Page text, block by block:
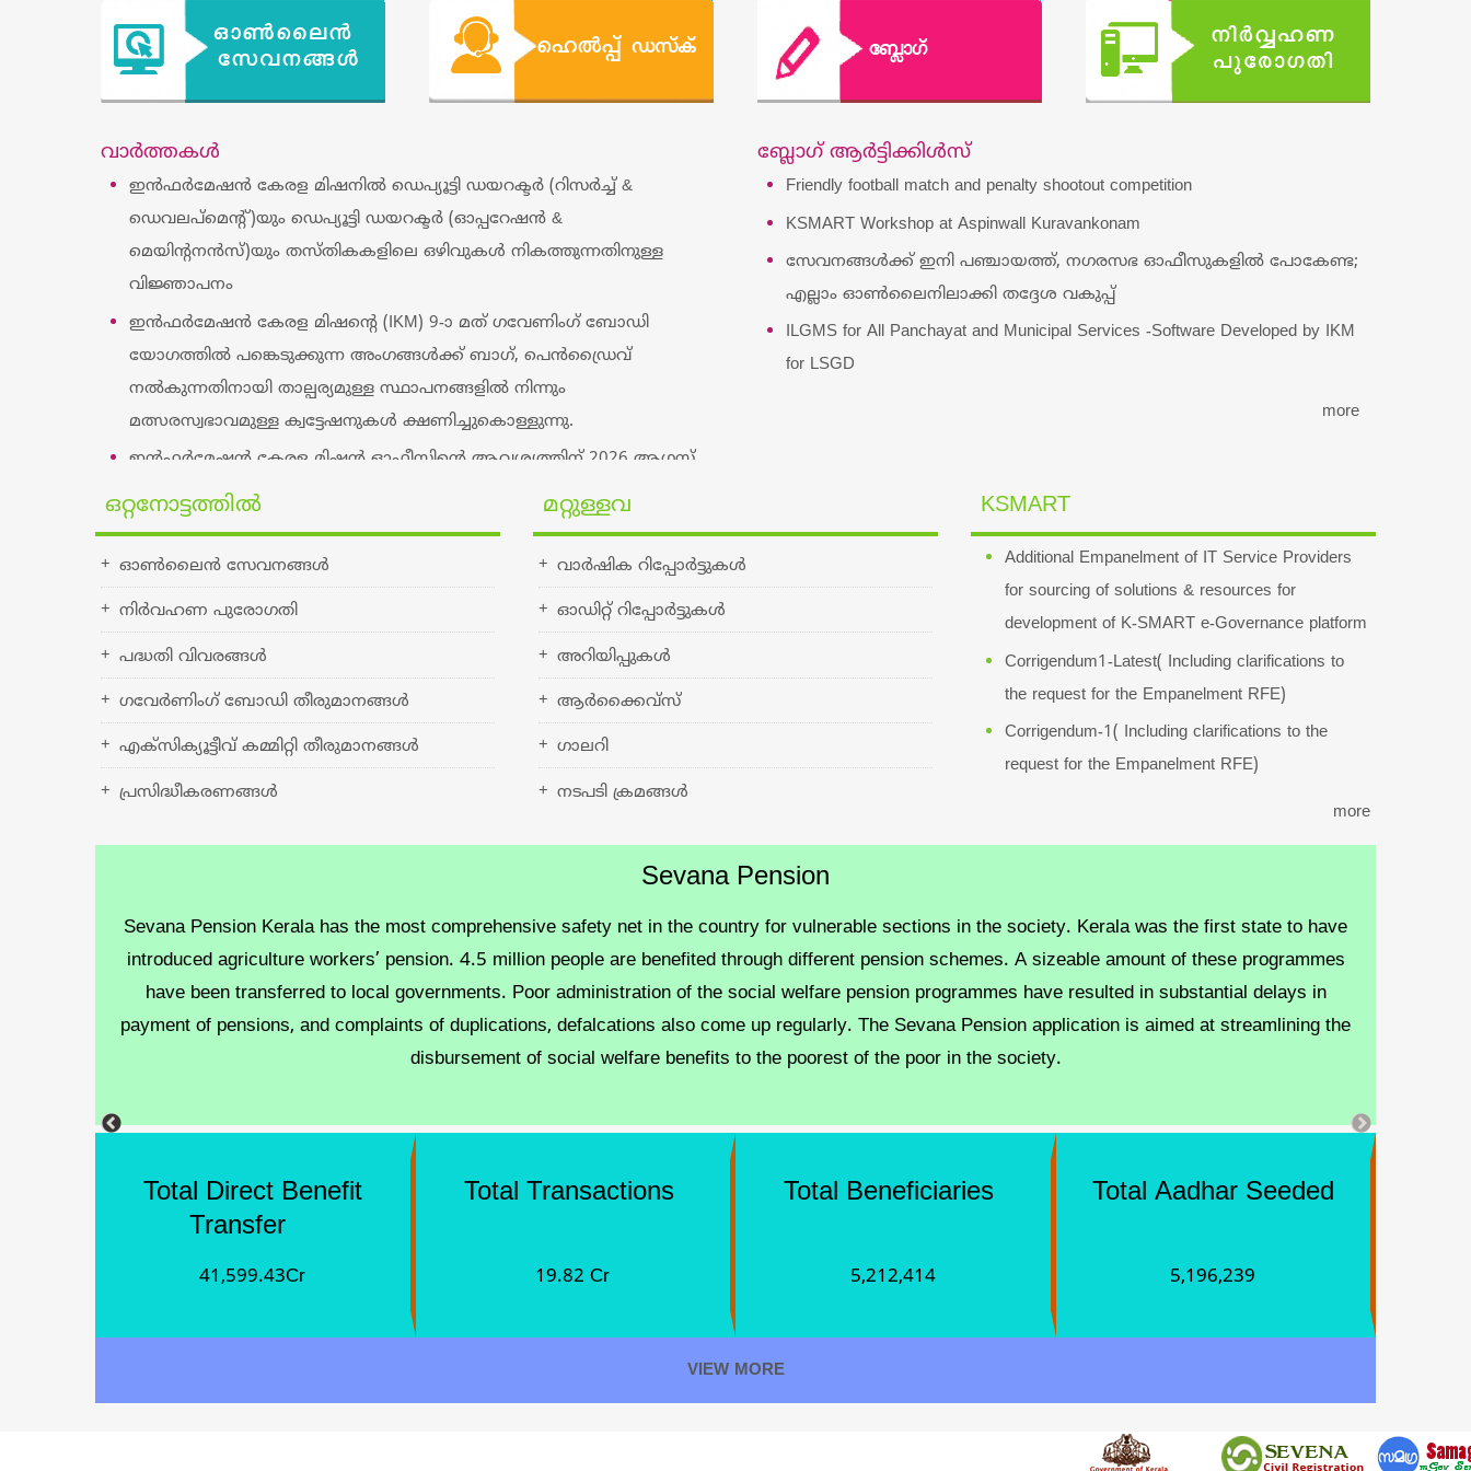
വാര്‍ത്തകള്‍
ഇൻഫർമേഷൻ കേരള മിഷനിൽ ഡെപ്യൂട്ടി ഡയറക്ടർ (റിസർച്ച് &
ഡെവലപ്മെന്റ്)യും ഡെപ്യൂട്ടി ഡയറക്ടർ (ഓപ്പറേഷൻ &
മെയിന്റനൻസ്)യും തസ്തികകളിലെ ഒഴിവുകൾ നികത്തുന്നതിനുള്ള
വിജ്ഞാപനം
ഇൻഫർമേഷൻ കേരള മിഷന്റെ (IKM) 9-ാ മത് ഗവേണിംഗ് ബോഡി
യോഗത്തിൽ പങ്കെടുക്കുന്ന അംഗങ്ങൾക്ക് ബാഗ്, പെൻഡ്രൈവ്
നൽകുന്നതിനായി താല്പര്യമുള്ള സ്ഥാപനങ്ങളിൽ നിന്നും
മത്സരസ്വഭാവമുള്ള ക്വട്ടേഷനുകൾ ക്ഷണിച്ചുകൊള്ളുന്നു.
ഇന്‍ഫര്‍മേഷന്‍ കേരള മിഷന്‍ ഓഫീസിൻ്റെ ആവശ്യത്തിന് 2026 ആഗസ്റ്റ്
1 മുതല്‍ കരാര്‍ അടിസ്ഥാനത്തില്‍ 2 കാറുകൾ ഓടുന്നതിന് ട്രാവല്‍
ഏജന്‍സികള്‍/വാഹന ഉടമകളില്‍ നിന്നും ക്വട്ടേഷന്‍
ക്ഷണിച്ചുകൊള്ളുന്നു
Assessment of IKM Employees -Notification
ഐ.കെ.എം ജീവനക്കാരുടെ 01.01.2023 മുതൽ 31.12.2025 വരെയുള്ള
അസസ്സ്മെൻ്റ്-ചുരുക്കപ്പട്ടിക-സംബന്ധിച്ച്
more
ബ്ലോഗ് ആർട്ടിക്കിള്‍സ്
Friendly football match and penalty shootout competition
KSMART Workshop at Aspinwall Kuravankonam
സേവനങ്ങൾക്ക്‌ ഇനി പഞ്ചായത്ത്‌, നഗരസഭ ഓഫീസുകളിൽ പോകേണ്ട;
എല്ലാം ഓൺലൈനിലാക്കി തദ്ദേശ വകുപ്പ്‌
ILGMS for All Panchayat and Municipal Services -Software Developed by IKM
for LSGD
more
ഒറ്റനോട്ടത്തില്‍
ഓണ്‍ലൈന്‍ സേവനങ്ങള്‍
നിർവഹണ പുരോഗതി
പദ്ധതി വിവരങ്ങള്‍
ഗവേർണിംഗ് ബോഡി തീരുമാനങ്ങള്‍
എക്സിക്യൂട്ടീവ് കമ്മിറ്റി തീരുമാനങ്ങള്‍
പ്രസിദ്ധീകരണങ്ങള്‍
മറ്റുള്ളവ
വാര്‍ഷിക റിപ്പോര്‍ട്ടുകള്‍
ഓഡിറ്റ് റിപ്പോര്‍ട്ടുകള്‍
അറിയിപ്പുകള്‍
ആര്‍ക്കൈവ്സ്
ഗാലറി
നടപടി ക്രമങ്ങള്‍
KSMART
Additional Empanelment of IT Service Providers
for sourcing of solutions & resources for
development of K-SMART e-Governance platform
Corrigendum1-Latest( Including clarifications to
the request for the Empanelment RFE)
Corrigendum-1( Including clarifications to the
request for the Empanelment RFE)
more
Sevana Pension
Sevana Pension Kerala has the most comprehensive safety net in the country for vulnerable sections in the society. Kerala was the first state to have
introduced agriculture workers’ pension. 4.5 million people are benefited through different pension schemes. A sizeable amount of these programmes
have been transferred to local governments. Poor administration of the social welfare pension programmes have resulted in substantial delays in
payment of pensions, and complaints of duplications, defalcations also come up regularly. The Sevana Pension application is aimed at streamlining the
disbursement of social welfare benefits to the poorest of the poor in the society.
Total Direct Benefit
Transfer
41,599.43Cr
Total Transactions
19.82 Cr
Total Beneficiaries
5,212,414
Total Aadhar Seeded
5,196,239
VIEW MORE